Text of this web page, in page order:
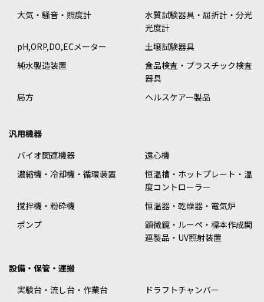
大気・騒音・照度計
水質試験器具・屈折計・分光
光度計
pH,ORP,DO,ECメーター
土壌試験器具
純水製造装置
食品検査・プラスチック検査
器具
局方
ヘルスケアー製品
汎用機器
バイオ関連機器
遠心機
濃縮機・冷却機・循環装置
恒温槽・ホットプレート・温
度コントローラー
撹拌機・粉砕機
恒温器・乾燥器・電気炉
ポンプ
顕微鏡・ルーペ・標本作成関
連製品・UV照射装置
設備・保管・運搬
実験台・流し台・作業台
ドラフトチャンバー